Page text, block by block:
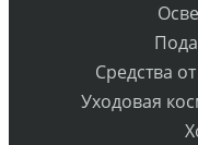
Средства
Уходовая